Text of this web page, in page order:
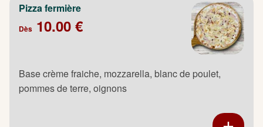
Pizza fermière
Dès 10.00 €
Base crème fraiche, mozzarella, blanc de poulet,
pommes de terre, oignons